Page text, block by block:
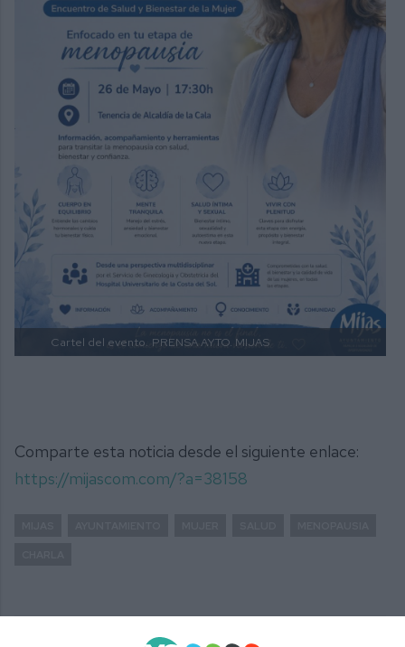
Cartel del evento. PRENSA AYTO. MIJAS
Comparte esta noticia desde el siguiente enlace:
https://mijascom.com/?a=38158